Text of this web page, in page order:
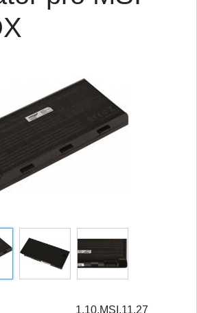
1.10.MSI.11.27